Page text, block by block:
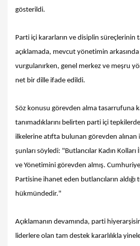
gösterildi.
Parti içi kararların ve disiplin süreçlerinin
açıklamada, mevcut yönetimin
vurgulanırken, genel merkez ve meşru
net bir dille ifade edildi.
Söz konusu görevden alma tasarrufuna
tanımadıklarını belirten parti içi
ilkelerine atıfta bulunan görevden alınan
şunları söyledi: "Butlancılar Kadın Kolları
ve Yönetimini görevden almış.
Partisine ihanet eden butlancıların
hükmündedir."
Açıklamanın devamında, parti
liderlere olan tam destek kararlılıkla